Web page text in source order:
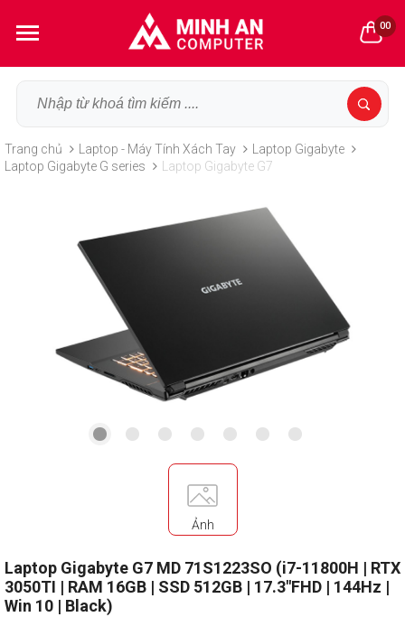
00
Trang chủ Laptop - Máy Tính Xách Tay
Laptop Gigabyte
Laptop Gigabyte G series
Laptop Gigabyte G7
Ảnh
Laptop Gigabyte G7 MD 71S1223SO (i7-11800H | RTX
3050TI | RAM 16GB | SSD 512GB | 17.3"FHD | 144Hz |
Win 10 | Black)